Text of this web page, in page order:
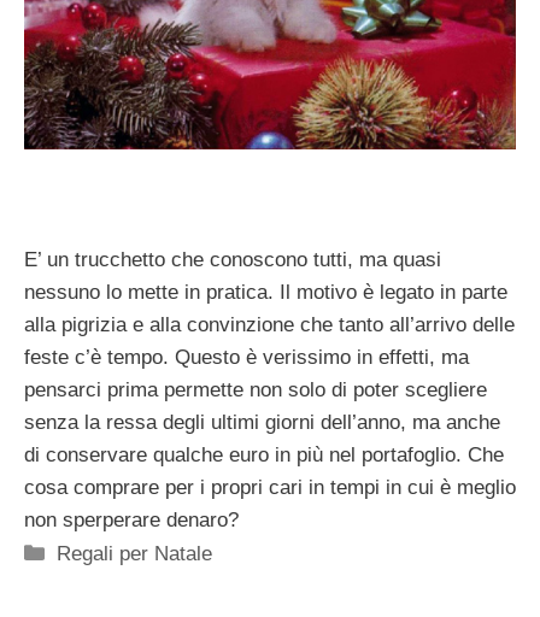
E’ un trucchetto che conoscono tutti, ma quasi
nessuno lo mette in pratica. Il motivo è legato in parte
alla pigrizia e alla convinzione che tanto all’arrivo delle
feste c’è tempo. Questo è verissimo in effetti, ma
pensarci prima permette non solo di poter scegliere
senza la ressa degli ultimi giorni dell’anno, ma anche
di conservare qualche euro in più nel portafoglio. Che
cosa comprare per i propri cari in tempi in cui è meglio
non sperperare denaro?
Categorie
Regali per Natale